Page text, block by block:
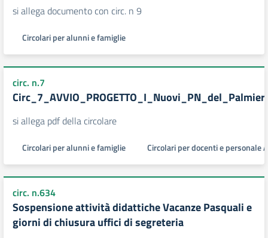
si allega documento con circ. n 9
Circolari per alunni e famiglie
circ. n.7
si allega pdf della circolare
Circolari per alunni e famiglie Circolari per docenti e personale
circ. n.634
Sospensione attività didattiche Vacanze Pasquali e
giorni di chiusura uffici di segreteria